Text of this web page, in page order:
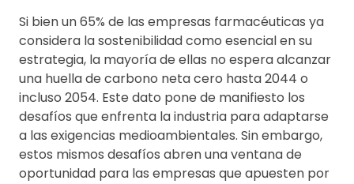
Si bien un 65% de las empresas farmacéuticas ya
considera la sostenibilidad como esencial en su
estrategia, la mayoría de ellas no espera alcanzar
una huella de carbono neta cero hasta 2044 o
incluso 2054. Este dato pone de manifiesto los
desafíos que enfrenta la industria para adaptarse
a las exigencias medioambientales. Sin embargo,
estos mismos desafíos abren una ventana de
oportunidad para las empresas que apuesten por